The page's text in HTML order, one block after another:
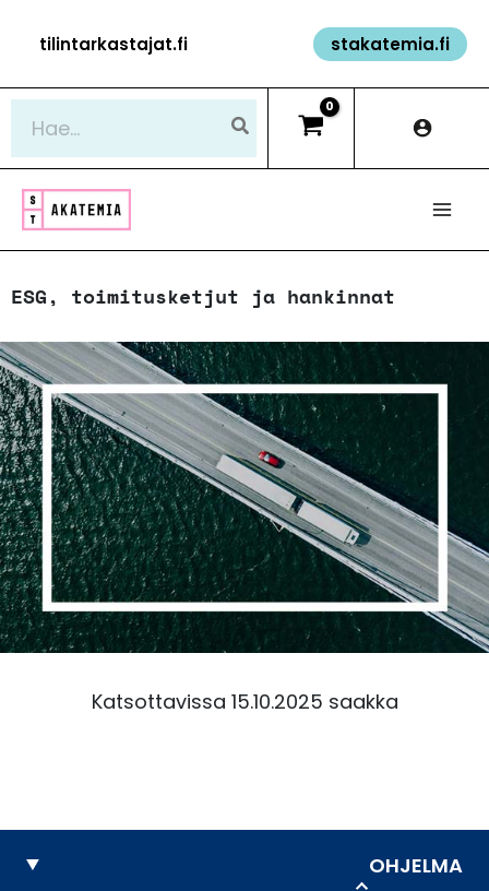
sisältöön
tilintarkastajat.fi stakatemia.fi
ESG, toimitusketjut ja hankinnat
Katsottavissa 15.10.2025 saakka
OHJELMA